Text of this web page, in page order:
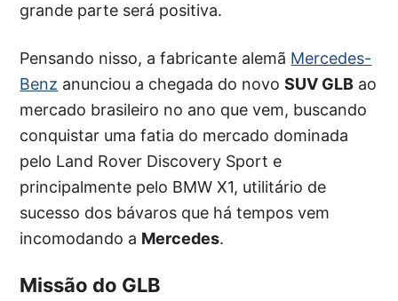
grande parte será positiva.
Pensando nisso, a fabricante alemã Mercedes-
Benz anunciou a chegada do novoSUV GLB ao
mercado brasileiro no ano que vem, buscando
conquistar uma fatia do mercado dominada
pelo Land Rover Discovery Sport e
principalmente pelo BMW X1, utilitário de
sucesso dos bávaros que há tempos vem
incomodando a Mercedes.
Missão do GLB